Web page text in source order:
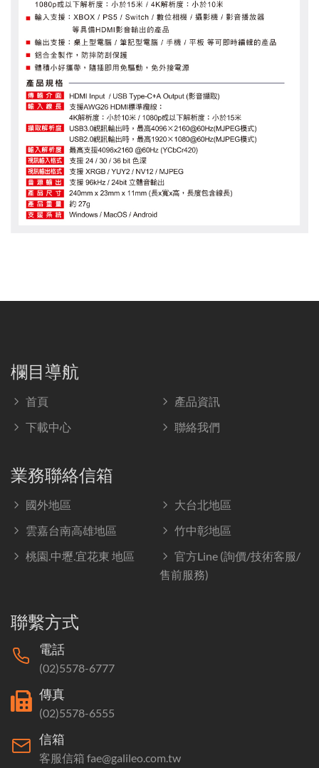
欄目導航
首頁
產品資訊
下載中心
聯絡我們
業務聯絡信箱
國外地區
大台北地區
雲嘉台南高雄地區
竹中彰地區
桃園.中壢.宜花東 地區
官方Line (詢價/技術客服/
售前服務)
聯繫方式
電話
(02)5578-6777
傳真
(02)5578-6555
信箱
客服信箱 fae@galileo.com.tw